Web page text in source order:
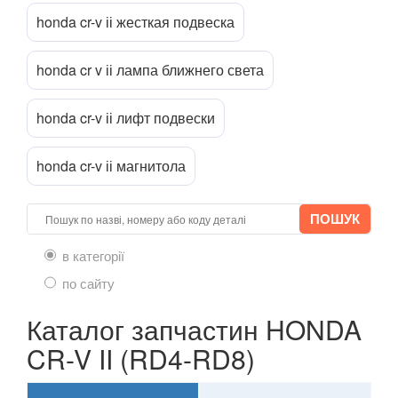
LANCIA
LAND ROVER
LEXUS
MG
MAZDA keyboard_arrow_down
MERCEDES-BENZ
MINI
MITSUBISHI keyboard_arrow_down
NISSAN
honda cr-v іі жесткая подвеска
honda cr v іі лампа ближнего света
honda cr-v іі лифт подвески
honda cr-v іі магнитола
в категорії
по сайту
Каталог запчастин HONDA
CR-V II (RD4-RD8)